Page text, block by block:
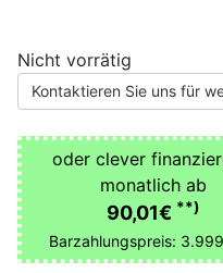
Nicht vorrätig
Kontaktieren Sie uns für
oder clever
monatlich ab
90,01€ **)
Barzahlungspreis: